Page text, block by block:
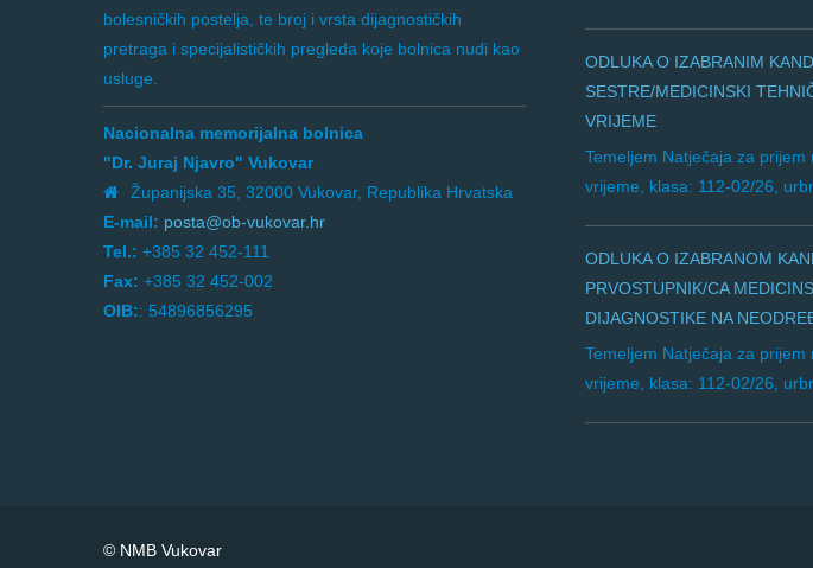
bolesničkih postelja, te broj i vrsta dijagnostičkih
pretraga i specijalističkih pregleda koje bolnica nudi kao
usluge.
Nacionalna memorijalna bolnica
"Dr. Juraj Njavro" Vukovar
Županijska 35, 32000 Vukovar, Republika Hrvatska
E-mail: posta@ob-vukovar.hr
Tel.: +385 32 452-111
Fax: +385 32 452-002
OIB:: 54896856295
ODLUKA O IZABRANIM
SESTRE/MEDICINSKI
VRIJEME
Temeljem Natječaja za
vrijeme, klasa: 112-02/26,
ODLUKA O IZABRANOM
PRVOSTUPNIK/CA
DIJAGNOSTIKE NA
Temeljem Natječaja za
vrijeme, klasa: 112-02/26,
© NMB Vukovar